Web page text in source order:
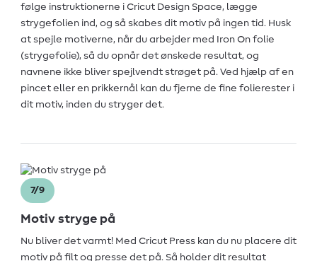
følge instruktionerne i Cricut Design Space, lægge
strygefolien ind, og så skabes dit motiv på ingen tid. Husk
at spejle motiverne, når du arbejder med Iron On folie
(strygefolie), så du opnår det ønskede resultat, og
navnene ikke bliver spejlvendt strøget på. Ved hjælp af en
pincet eller en prikkernål kan du fjerne de fine folierester i
dit motiv, inden du stryger det.
7/9
Motiv stryge på
Nu bliver det varmt! Med Cricut Press kan du nu placere dit
motiv på filt og presse det på. Så holder dit resultat